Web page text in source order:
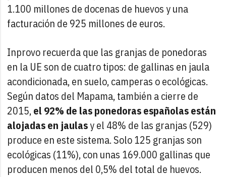
1.100 millones de docenas de huevos y una
facturación de 925 millones de euros.
Inprovo recuerda que las granjas de ponedoras
en la UE son de cuatro tipos: de gallinas en jaula
acondicionada, en suelo, camperas o ecológicas.
Según datos del Mapama, también a cierre de
2015,el 92% de las ponedoras españolas están
alojadas en jaulasy el 48% de las granjas (529)
produce en este sistema. Solo 125 granjas son
ecológicas (11%), con unas 169.000 gallinas que
producen menos del 0,5% del total de huevos.